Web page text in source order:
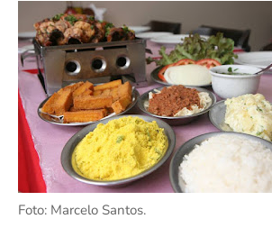
Foto: Marcelo Santos.